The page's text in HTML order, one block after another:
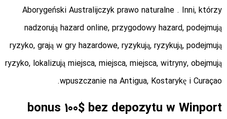
Aborygeński Australijczyk prawo naturalne . Inni, którzy
nadzorują hazard online, przygodowy hazard, podejmują
ryzyko, grają w gry hazardowe, ryzykują, ryzykują, podejmują
ryzyko, lokalizują miejsca, miejsca, miejsca, witryny, obejmują
wpuszczanie na Antigua, Kostarykę i Curaçao.
bonus 100$ bez depozytu w Winport